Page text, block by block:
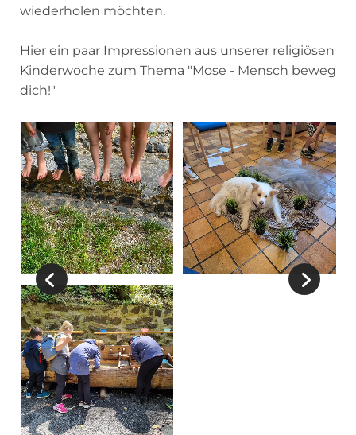
wiederholen möchten.
Hier ein paar Impressionen aus unserer religiösen
Kinderwoche zum Thema "Mose - Mensch beweg
dich!"